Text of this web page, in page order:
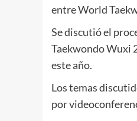
entre World
Se discutió el
Taekwondo Wuxi
este año.
Los temas
por